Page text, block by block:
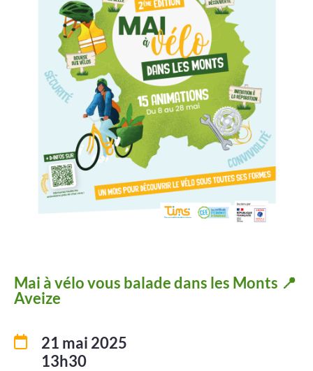
Mai à vélo vous balade dans les Monts 📍
Aveize
21 mai 2025
13h30
Actualités
Newsletter
Infor’Monts, le journal de la CCMDL